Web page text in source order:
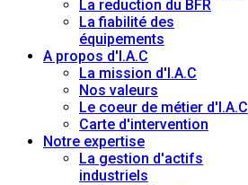
La reduction du BFR
La fiabilité des
équipements
A propos d'I.A.C
La mission d'I.A.C
Nos valeurs
Le coeur de métier d'I.A.C
Carte d'intervention
Notre expertise
La gestion d'actifs
industriels